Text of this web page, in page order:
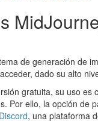
de generación de
dado su alto
gratuita, su uso es
Por ello, la opción de
Discord, una plataforma